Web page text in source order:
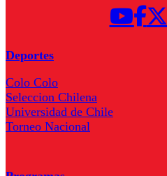
Deportes
Colo Colo
Seleccion Chilena
Universidad de Chile
Torneo Nacional